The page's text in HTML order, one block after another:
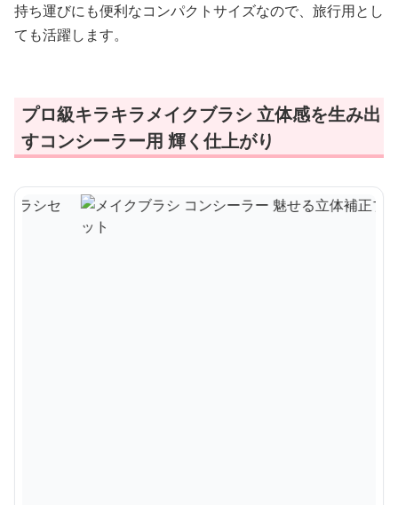
持ち運びにも便利なコンパクトサイズなので、旅行用とし
ても活躍します。
プロ級キラキラメイクブラシ 立体感を生み出
すコンシーラー用 輝く仕上がり